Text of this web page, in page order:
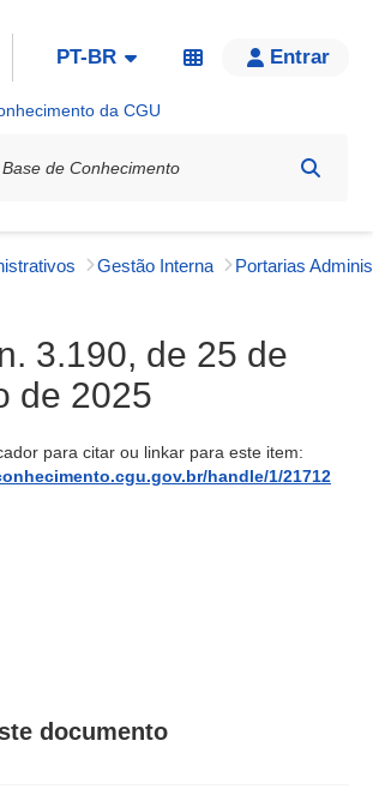
PT-BR Entrar
da CGU
Gestão Interna
3.190, de 25 de
de 2025
para citar ou linkar para este item:
handle/1/21712
documento